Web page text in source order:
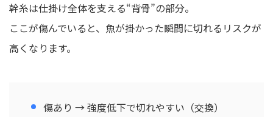
幹糸は仕掛け全体を支える“背骨”の部分。
ここが傷んでいると、魚が掛かった瞬間に切れるリスクが
高くなります。
傷あり → 強度低下で切れやすい（交換）